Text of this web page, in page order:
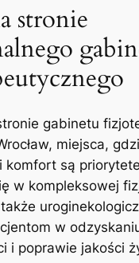
stronie
gabinetu
miejsca,
komfort są
w kompleksowej
w
i poprawie jakości